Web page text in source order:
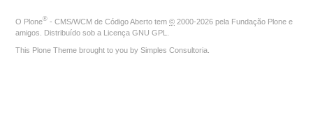
O Plone® - CMS/WCM de Código Aberto tem © 2000-2026 pela Fundação Plone e
amigos. Distribuído sob a Licença GNU GPL
This Plone Theme brought to you by Simples Consultoria